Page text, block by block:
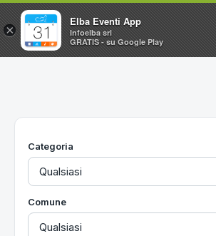
Home
Utilità
Categoria
Comune
×
Elba Eventi App
Infoelba srl
GRATIS - su Google Play